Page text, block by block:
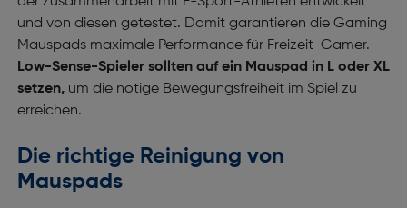
und von diesen getestet. Damit garantieren die Gaming
Mauspads maximale Performance für Freizeit-Gamer.
Low-Sense-Spieler sollten auf ein Mauspad in L oder XL
setzen,um die nötige Bewegungsfreiheit im Spiel zu
erreichen.
Die richtige Reinigung von
Mauspads